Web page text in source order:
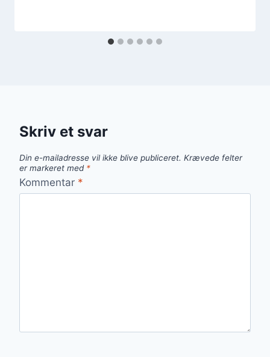
Skriv et svar
Din e-mailadresse vil ikke blive publiceret. Krævede felter
er markeret med *
Kommentar *